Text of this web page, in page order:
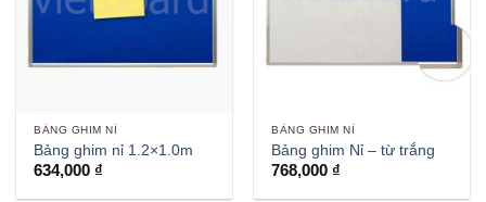
BẢNG GHIM NỈ
Bảng ghim nỉ 1.2×1.0m
634,000 ₫
BẢNG GHIM NỈ
Bảng ghim Nỉ – từ trắng
768,000 ₫